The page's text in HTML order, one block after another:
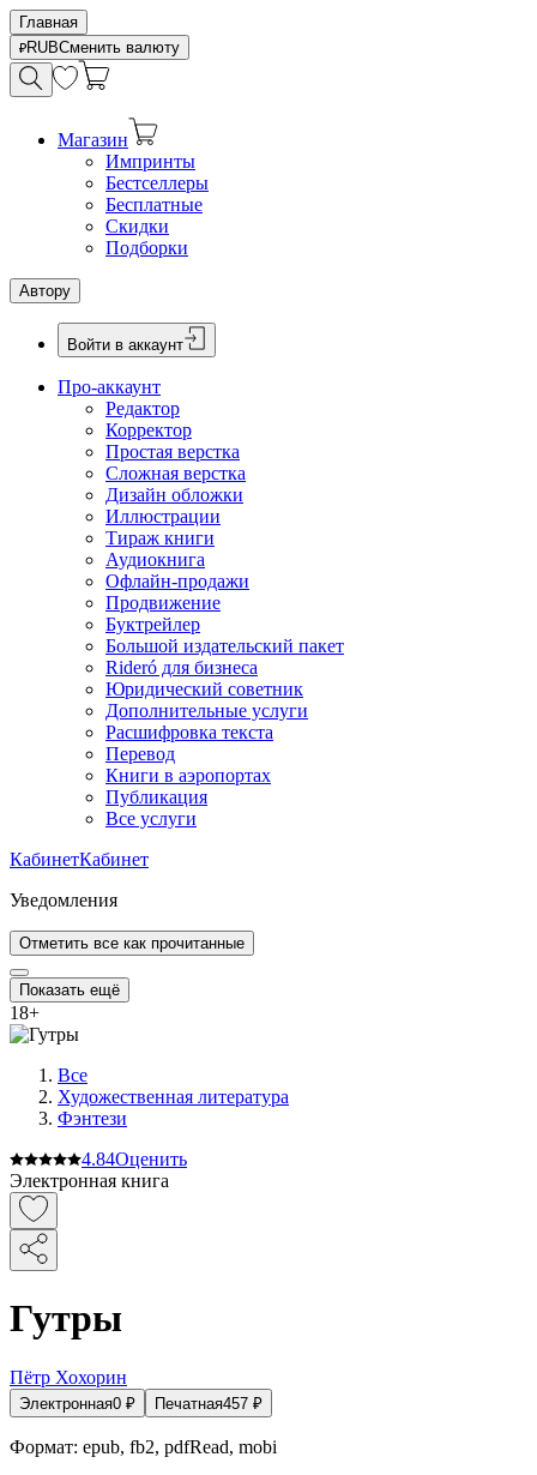
Главная
RUBСменить валюту
Магазин
Импринты
Бестселлеры
Бесплатные
Скидки
Подборки
Автору
Войти в аккаунт
Про-аккаунт
Редактор
Корректор
Простая верстка
Сложная верстка
Дизайн обложки
Иллюстрации
Тираж книги
Аудиокнига
Офлайн-продажи
Продвижение
Буктрейлер
Большой издательский пакет
Rideró для бизнеса
Юридический советник
Дополнительные услуги
Расшифровка текста
Перевод
Книги в аэропортах
Публикация
Все услуги
КабинетКабинет
Уведомления
Отметить все как прочитанные
Показать ещё
18+
Все
Художественная литература
Фэнтези
4.84Оценить
Электронная книга
Гутры
Пётр Хохорин
Электронная0 ₽ Печатная457 ₽
Формат: epub, fb2, pdfRead, mobi